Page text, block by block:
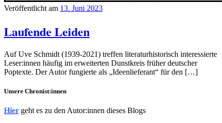
Veröffentlicht am 13. Juni 2023
Laufende Leiden
Auf Uve Schmidt (1939-2021) treffen literaturhistorisch interessierte
Leser:innen häufig im erweiterten Dunstkreis früher deutscher
Poptexte. Der Autor fungierte als „Ideenlieferant“ für den […]
Unsere Chronist:innen
Hier geht es zu den Autor:innen dieses Blogs